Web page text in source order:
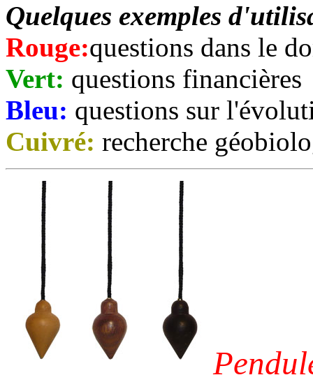
Quelques exemples
Rouge:questions dans le
Vert: questions financières
Bleu: questions sur
Cuivré: recherche